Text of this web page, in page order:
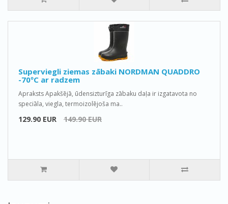
Superviegli ziemas zābaki NORDMAN QUADDRO
-70ºС ar radzem
Apraksts Apakšējā, ūdensizturīga zābaku daļa ir izgatavota no
speciāla, viegla, termoizolējoša ma..
129.90 EUR 149.90 EUR